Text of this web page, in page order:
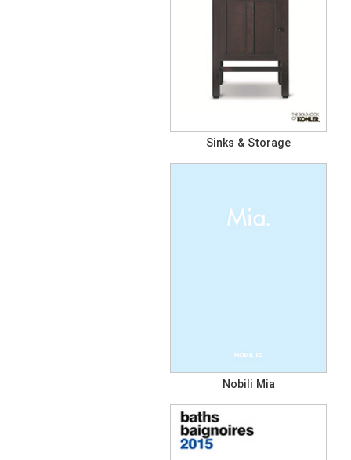
Sinks & Storage
Nobili Mia